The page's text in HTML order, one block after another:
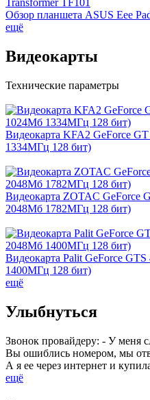
Обзор планшета ASUS Eee
ещё
Видеокарты
Технические параметры
Видеокарта KFA2 GeForce
1334МГц 128 бит)
Видеокарта ZOTAC GeForce
2048Мб 1782МГц 128 бит)
Видеокарта Palit GeForce
1400МГц 128 бит)
ещё
Улыбнуться
Звонок провайдеру: - У меня
Вы ошиблись номером, мы
А я ее через интернет и
ещё